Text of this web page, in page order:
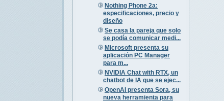
Nothing Phone 2a:
especificaciones, precio y
diseño
Se casa la pareja que solo
se podía comunicar medi...
Microsoft presenta su
aplicación PC Manager
para m...
NVIDIA Chat with RTX, un
chatbot de IA que se ejec...
OpenAI presenta Sora, su
nueva herramienta para